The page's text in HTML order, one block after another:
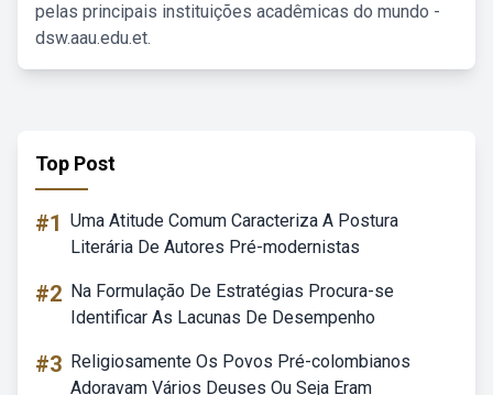
pelas principais instituições acadêmicas do mundo -
dsw.aau.edu.et.
Top Post
#1 Uma Atitude Comum Caracteriza A Postura
Literária De Autores Pré-modernistas
#2 Na Formulação De Estratégias Procura-se
Identificar As Lacunas De Desempenho
#3 Religiosamente Os Povos Pré-colombianos
Adoravam Vários Deuses Ou Seja Eram